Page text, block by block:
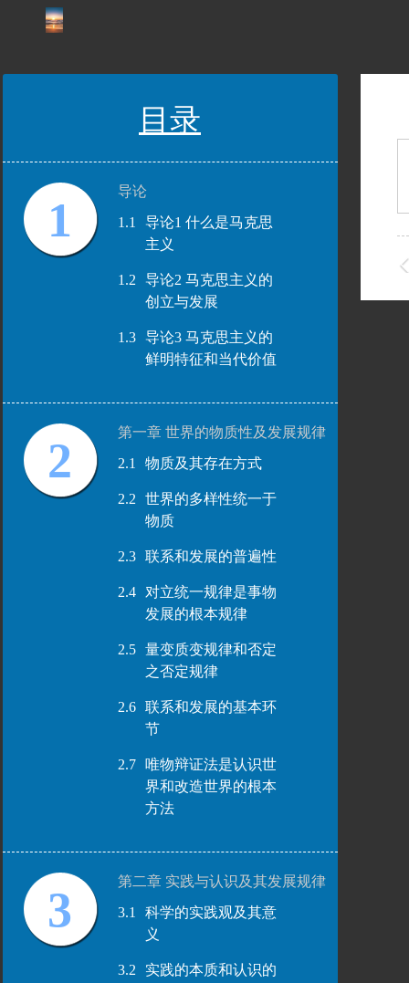
目录
1
导论
1.1
导论1 什么是马克思
主义
1.2
导论2 马克思主义的
创立与发展
1.3
导论3 马克思主义的
鲜明特征和当代价值
2
第一章 世界的物质性及发展规律
2.1
物质及其存在方式
2.2
世界的多样性统一于
物质
2.3 联系和发展的普遍性
2.4
对立统一规律是事物
发展的根本规律
2.5
量变质变规律和否定
之否定规律
2.6
联系和发展的基本环
节
2.7
唯物辩证法是认识世
界和改造世界的根本
方法
3
第二章 实践与认识及其发展规律
3.1
科学的实践观及其意
义
3.2
实践的本质和认识的